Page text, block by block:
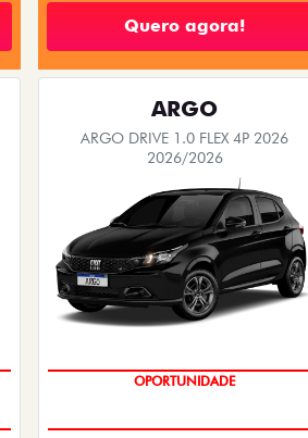
Quero agora!
ARGO
ARGO DRIVE 1.0 FLEX 4P 2026
2026/2026
OPORTUNIDADE